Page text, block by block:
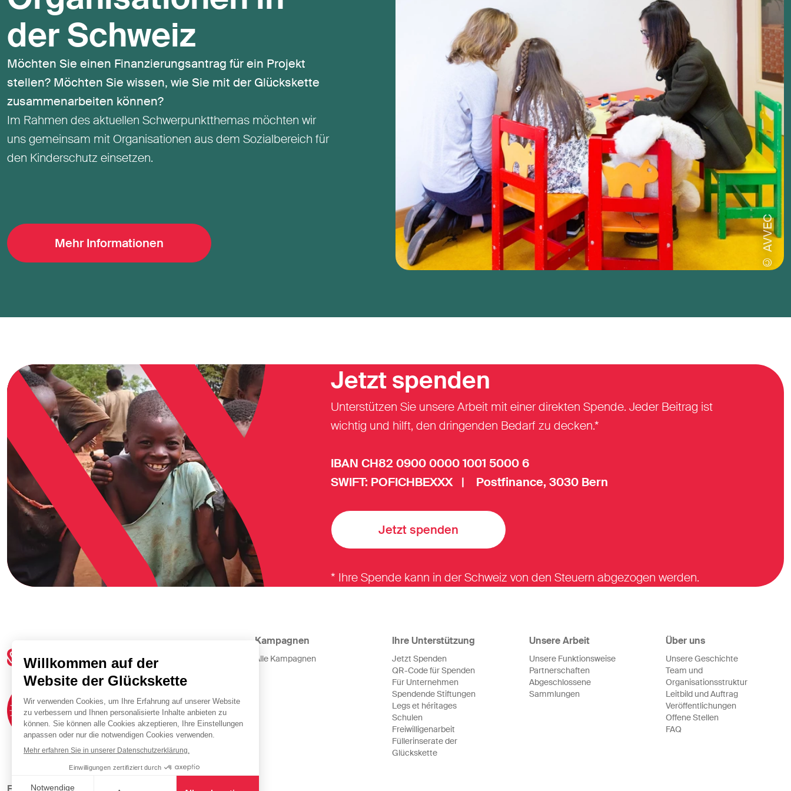
© AVVEC
der Schweiz
Möchten Sie einen Finanzierungsantrag für ein Projekt
stellen? Möchten Sie wissen, wie Sie mit der Glückskette
zusammenarbeiten können?
Im Rahmen des aktuellen Schwerpunktthemas möchten wir
uns gemeinsam mit Organisationen aus dem Sozialbereich für
den Kinderschutz einsetzen.
Mehr Informationen
Jetzt spenden
Unterstützen Sie unsere Arbeit mit einer direkten Spende. Jeder Beitrag ist
wichtig und hilft, den dringenden Bedarf zu decken.*
IBAN CH82 0900 0000 1001 5000 6
SWIFT: POFICHBEXXX | Postfinance, 3030 Bern
Jetzt spenden
* Ihre Spende kann in der Schweiz von den Steuern abgezogen werden.
Kampagnen
Alle Kampagnen
Ihre Unterstützung
Jetzt Spenden
QR-Code für Spenden
Für Unternehmen
Spendende Stiftungen
Legs et héritages
Schulen
Freiwilligenarbeit
Füllerinserate der
Glückskette
Unsere Arbeit
Unsere Funktionsweise
Partnerschaften
Abgeschlossene
Sammlungen
Über uns
Unsere Geschichte
Team und
Organisationsstruktur
Leitbild und Auftrag
Veröffentlichungen
Offene Stellen
FAQ